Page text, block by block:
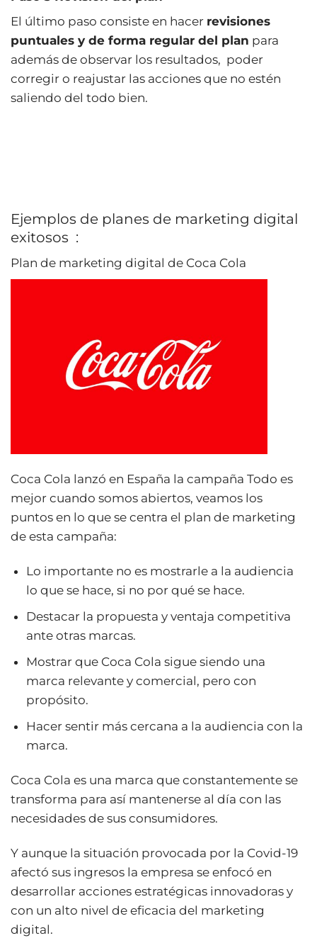
El último paso consiste en hacer revisiones
puntuales y de forma regular del plan para
además de observar los resultados, poder
corregir o reajustar las acciones que no estén
saliendo del todo bien.
Ejemplos de planes de marketing digital
exitosos :
Plan de marketing digital de Coca Cola
Coca Cola lanzó en España la campaña Todo es
mejor cuando somos abiertos, veamos los
puntos en lo que se centra el plan de marketing
de esta campaña:
Lo importante no es mostrarle a la audiencia
lo que se hace, si no por qué se hace.
Destacar la propuesta y ventaja competitiva
ante otras marcas.
Mostrar que Coca Cola sigue siendo una
marca relevante y comercial, pero con
propósito.
Hacer sentir más cercana a la audiencia con la
marca.
Coca Cola es una marca que constantemente se
transforma para así mantenerse al día con las
necesidades de sus consumidores.
Y aunque la situación provocada por la Covid-19
afectó sus ingresos la empresa se enfocó en
desarrollar acciones estratégicas innovadoras y
con un alto nivel de eficacia del marketing
digital.